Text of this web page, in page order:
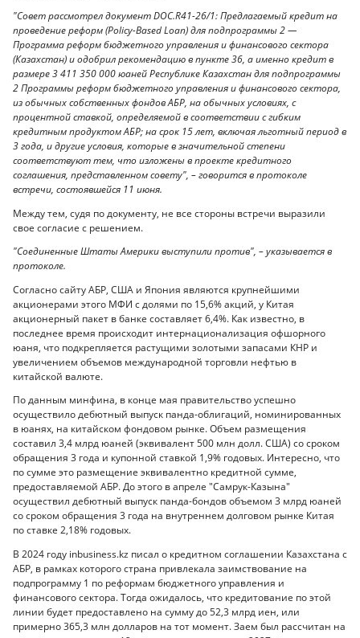
"Совет рассмотрел документ DOC.R41-26/1: Предлагаемый кредит на
проведение реформ (Policy-Based Loan) для подпрограммы 2 —
Программа реформ бюджетного управления и финансового сектора
(Казахстан) и одобрил рекомендацию в пункте 36, а именно кредит в
размере 3 411 350 000 юаней Республике Казахстан для подпрограммы
2 Программы реформ бюджетного управления и финансового сектора,
из обычных собственных фондов АБР, на обычных условиях, с
процентной ставкой, определяемой в соответствии с гибким
кредитным продуктом АБР; на срок 15 лет, включая льготный период в
3 года, и другие условия, которые в значительной степени
соответствуют тем, что изложены в проекте кредитного
соглашения, представленном совету", – говорится в протоколе
встречи, состоявшейся 11 июня.
Между тем, судя по документу, не все стороны встречи выразили
свое согласие с решением.
"Соединенные Штаты Америки выступили против", – указывается в
протоколе.
Согласно сайту АБР, США и Япония являются крупнейшими
акционерами этого МФИ с долями по 15,6% акций, у Китая
акционерный пакет в банке составляет 6,4%. Как известно, в
последнее время происходит интернационализация офшорного
юаня, что подкрепляется растущими золотыми запасами КНР и
увеличением объемов международной торговли нефтью в
китайской валюте.
По данным минфина, в конце мая правительство успешно
осуществило дебютный выпуск панда-облигаций, номинированных
в юанях, на китайском фондовом рынке. Объем размещения
составил 3,4 млрд юаней (эквивалент 500 млн долл. США) со сроком
обращения 3 года и купонной ставкой 1,9% годовых. Интересно, что
по сумме это размещение эквивалентно кредитной сумме,
предоставляемой АБР. До этого в апреле "Самрук-Казына"
осуществил дебютный выпуск панда-бондов объемом 3 млрд юаней
со сроком обращения 3 года на внутреннем долговом рынке Китая
по ставке 2,18% годовых.
В 2024 году inbusiness.kz писал о кредитном соглашении Казахстана с
АБР, в рамках которого страна привлекала заимствование на
подпрограмму 1 по реформам бюджетного управления и
финансового сектора. Тогда ожидалось, что кредитование по этой
линии будет предоставлено на сумму до 52,3 млрд иен, или
примерно 365,3 млн долларов на тот момент. Заем был рассчитан на